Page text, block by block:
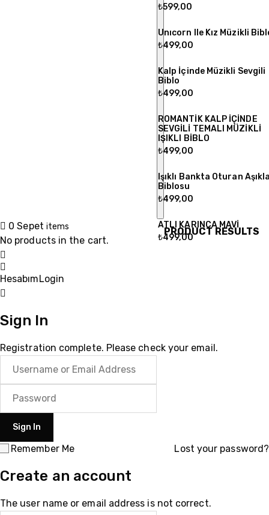
₺599,00
Unıcorn Ile Kız Müzikli
₺499,00
Kalp İçinde Müzikli Sevgili
Biblo
₺499,00
ROMANTİK KALP İÇİNDE
SEVGİLİ TEMALI MÜZİKLİ
IŞIKLI BİBLO
₺499,00
Işıklı Bankta Oturan
Biblosu
₺499,00
ATLI KARINCA MAVİ
₺499,00
PRODUCT RESULTS
0 Sepet items
No products in the cart.
HesabımLogin
Sign In
Registration complete. Please check your email.
Remember Me Lost your password?
Create an account
The user name or email address is not correct.